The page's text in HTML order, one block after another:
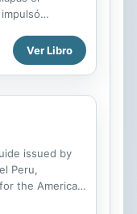
una
en
normas y
1995, reforma
entre una
Ver Libro
issued by
Peru,
the American